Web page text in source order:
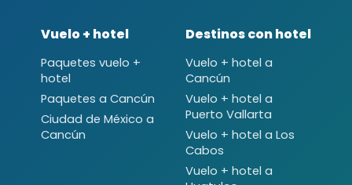
Vuelo + hotel
Paquetes vuelo +
hotel
Paquetes a Cancún
Ciudad de México a
Cancún
Destinos con hotel
Vuelo + hotel a
Cancún
Vuelo + hotel a
Puerto Vallarta
Vuelo + hotel a Los
Cabos
Vuelo + hotel a